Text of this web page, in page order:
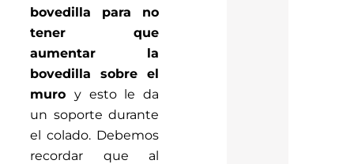
bovedilla para no
tener que
aumentar la
bovedilla sobre el
muro y esto le da
un soporte durante
el colado. Debemos
recordar que al